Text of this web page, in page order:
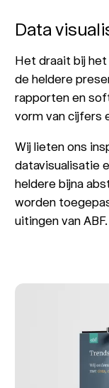
Data
Het draait bij
de heldere
rapporten en
vorm van cijfers
Wij lieten ons
datavisualisatie
heldere bijna
worden
uitingen van ABF.